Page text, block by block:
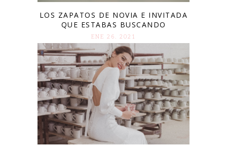
LOS ZAPATOS DE NOVIA E INVITADA
QUE ESTABAS BUSCANDO
ENE 26. 2021